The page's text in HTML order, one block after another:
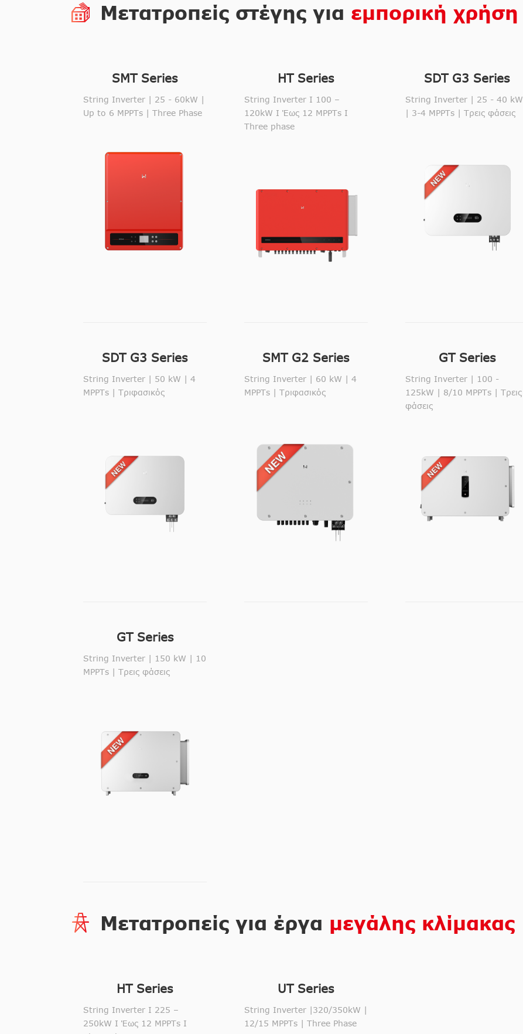
Μετατροπείς στέγης για εμπορική χρήση
SMT Series
String Inverter | 25 - 60kW |
Up to 6 MPPTs | Three Phase
HT Series
String Inverter I 100 –
120kW I Έως 12 MPPTs I
Three phase
SDT G3 Series
String Inverter | 25 - 40 kW
| 3-4 MPPTs | Τρεις φάσεις
SDT G3 Series
String Inverter | 50 kW | 4
MPPTs | Τριφασικός
SMT G2 Series
String Inverter | 60 kW | 4
MPPTs | Τριφασικός
GT Series
String Inverter | 100 -
125kW | 8/10 MPPTs | Τρεις
φάσεις
GT Series
String Inverter | 150 kW | 10
MPPTs | Τρεις φάσεις
Μετατροπείς για έργα μεγάλης κλίμακας
HT Series
String Inverter I 225 –
250kW I Έως 12 MPPTs I
UT Series
String Inverter |320/350kW |
12/15 MPPTs | Three Phase